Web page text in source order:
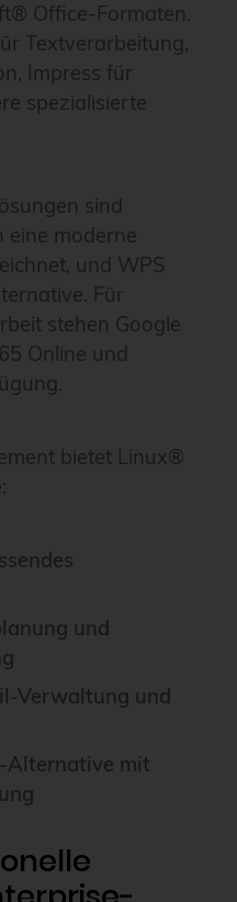
Office-Formaten.
Textverarbeitung,
Impress für
spezialisierte
sind
eine moderne
und WPS
Für
stehen Google
Online und
bietet Linux®
und
Verwaltung und
Alternative mit